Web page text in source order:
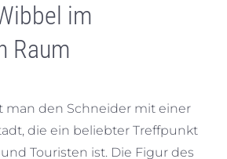
im
Raum
man den Schneider mit einer
die ein beliebter Treffpunkt
Touristen ist. Die Figur des